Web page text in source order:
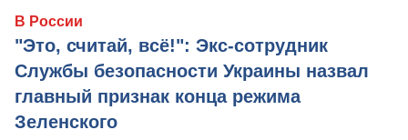
В России
"Это, считай, всё!": Экс-сотрудник
Службы безопасности Украины назвал
главный признак конца режима
Зеленского